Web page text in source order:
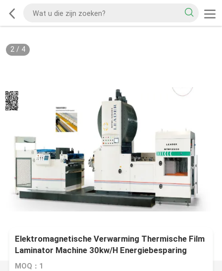
2/ 4
Elektromagnetische Verwarming Thermische Film
Laminator Machine 30kw/H Energiebesparing
MOQ：1